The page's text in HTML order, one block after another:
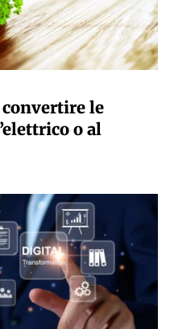
le
o al